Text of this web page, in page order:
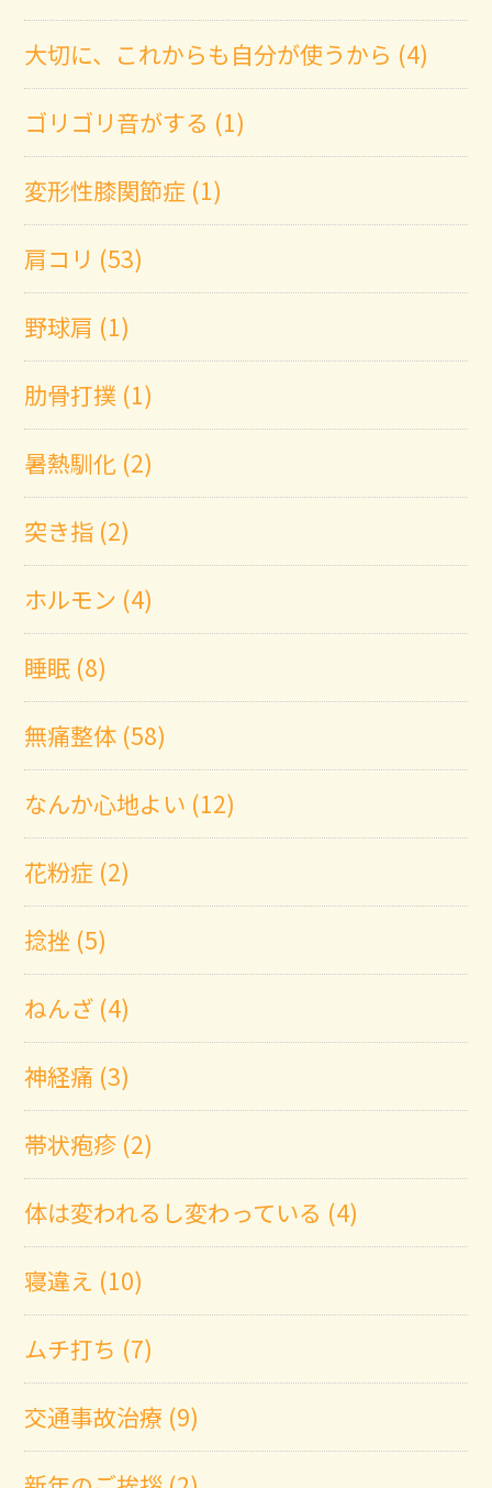
大切に、これからも自分が使うから (4)
ゴリゴリ音がする (1)
変形性膝関節症 (1)
肩コリ (53)
野球肩 (1)
肋骨打撲 (1)
暑熱馴化 (2)
突き指 (2)
ホルモン (4)
睡眠 (8)
無痛整体 (58)
なんか心地よい (12)
花粉症 (2)
捻挫 (5)
ねんざ (4)
神経痛 (3)
帯状疱疹 (2)
体は変われるし変わっている (4)
寝違え (10)
ムチ打ち (7)
交通事故治療 (9)